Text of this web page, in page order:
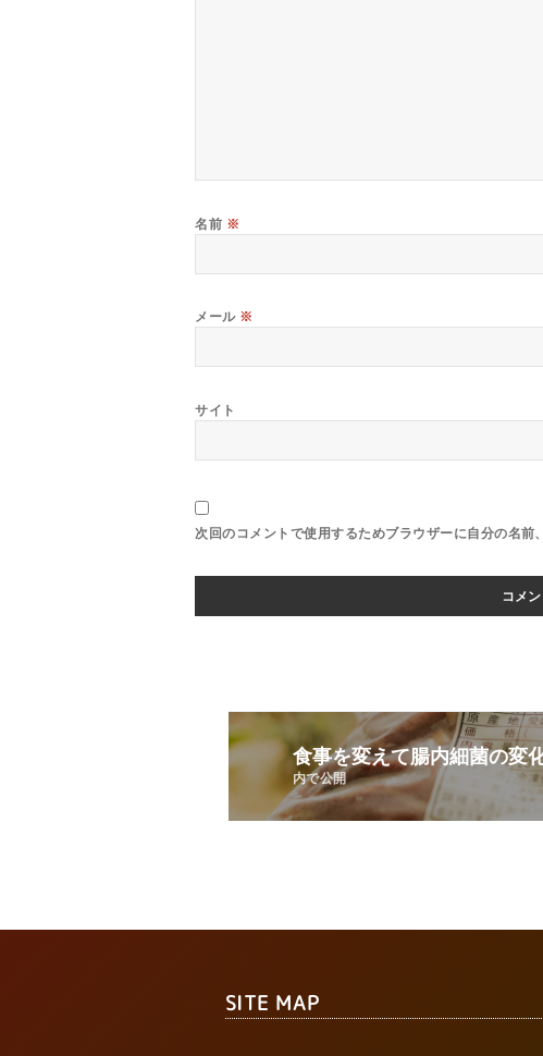
名前 ※
メール ※
サイト
次回のコメントで使用するためブラウザーに自分の名前
食事を変えて腸内細菌の変
内で公開
SITE MAP